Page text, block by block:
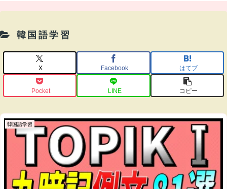
韓国語学習
X Facebook はてブ
Pocket LINE コピー
韓国語学習